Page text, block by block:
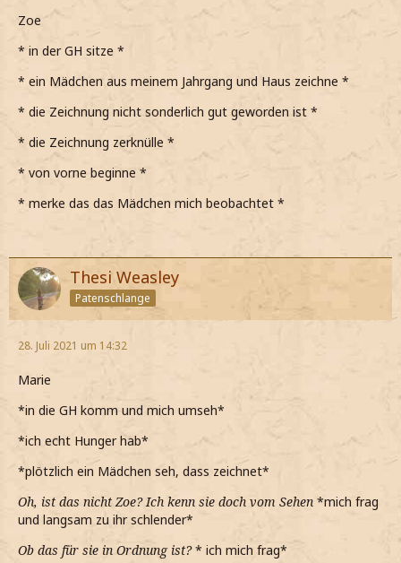
Zoe
* in der GH sitze *
* ein Mädchen aus meinem Jahrgang und Haus zeichne *
* die Zeichnung nicht sonderlich gut geworden ist *
* die Zeichnung zerknülle *
* von vorne beginne *
* merke das das Mädchen mich beobachtet *
Thesi Weasley
Patenschlange
28. Juli 2021 um 14:32
Marie
*in die GH komm und mich umseh*
*ich echt Hunger hab*
*plötzlich ein Mädchen seh, dass zeichnet*
Oh, ist das nicht Zoe? Ich kenn sie doch vom Sehen *mich frag
und langsam zu ihr schlender*
Ob das für sie in Ordnung ist?* ich mich frag*